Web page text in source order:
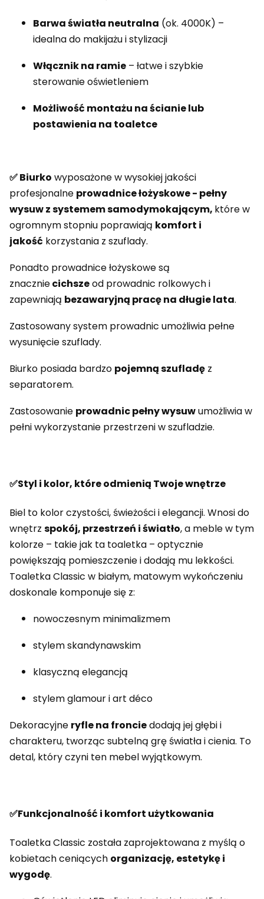
Barwa światła neutralna (ok. 4000K) –
idealna do makijażu i stylizacji
Włącznik na ramie – łatwe i szybkie
sterowanie oświetleniem
Możliwość montażu na ścianie lub
postawienia na toaletce
✅ Biurko wyposażone w wysokiej jakości
profesjonalne prowadnice łożyskowe - pełny
wysuw z systemem samodymokającym, które w
ogromnym stopniu poprawiają komfort i
jakość korzystania z szuflady.
Ponadto prowadnice łożyskowe są
znaczniecichszeod prowadnic rolkowych i
zapewniają bezawaryjną pracę na długie lata.
Zastosowany system prowadnic umożliwia pełne
wysunięcie szuflady.
Biurko posiada bardzo pojemną szufladę z
separatorem.
Zastosowanie prowadnic pełny wysuwumożliwia w
pełni wykorzystanie przestrzeni w szufladzie.
✅Styl i kolor, które odmienią Twoje wnętrze
Biel to kolor czystości, świeżości i elegancji. Wnosi do
wnętrz spokój, przestrzeń i światło, a meble w tym
kolorze – takie jak ta toaletka – optycznie
powiększają pomieszczenie i dodają mu lekkości.
Toaletka Classic w białym, matowym wykończeniu
doskonale komponuje się z:
nowoczesnym minimalizmem
stylem skandynawskim
klasyczną elegancją
stylem glamour i art déco
Dekoracyjne ryfle na fronciedodają jej głębi i
charakteru, tworząc subtelną grę światła i cienia. To
detal, który czyni ten mebel wyjątkowym.
✅Funkcjonalność i komfort użytkowania
Toaletka Classic została zaprojektowana z myślą o
kobietach ceniących organizację, estetykę i
wygodę.